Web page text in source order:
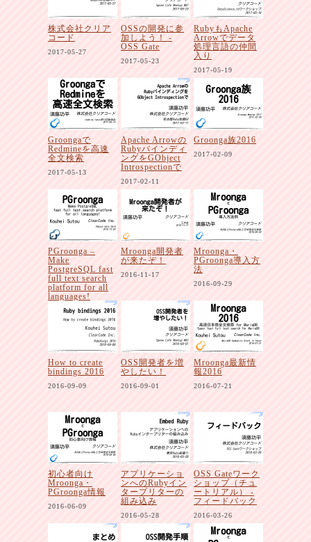
株式会社クリア
コード
2017-05-27
OSSの開発に参
加しよう！ -
OSS Gate
2017-05-23
RubyもApache
Arrowでデータ
処理言語の仲間
入り
2017-05-19
Groongaで
Redmineを高速
全文検索
2017-05-13
Apache Arrowの
Rubyバインディ
ングをGObject
Introspectionで
2017-02-11
Groonga族2016
2017-02-09
PGroonga –
Make
PostgreSQL fast
full text search
platform for all
languages!
2016-12-03
Mroonga開発者
が来たぞ！
2016-11-17
Mroonga・
PGroonga導入方
法
2016-09-29
How to create
bindings 2016
2016-09-09
OSS開発者を増
やしたい！
2016-09-01
Mroonga最新情
報2016
2016-07-21
初心者向け
Mroonga・
PGroonga情報
2016-06-09
アプリケーショ
ンへのRubyイン
タープリターの
組み込み
2016-05-28
OSS Gateワーク
ショップ（チュ
ートリアル） -
フィードバック
2016-03-26